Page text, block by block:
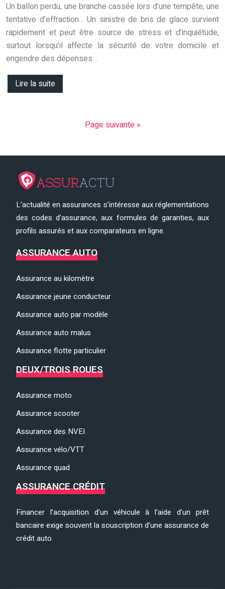
Un ballon perdu, une branche cassée lors d’une tempête, une
tentative d’effraction… Un sinistre de bris de glace survient
rapidement et peut être source de stress et d’inquiétude,
surtout lorsqu’il affecte la sécurité de votre domicile et
engendre des dépenses…
Lire la suite
Page suivante »
L’actualité en assurances s’intéresse aux réglementations
des codes d’assurance, aux formules de garanties, aux
profils assurés et aux comparateurs en ligne.
ASSURANCE AUTO
Assurance au kilomètre
Assurance jeune conducteur
Assurance auto par modèle
Assurance auto malus
Assurance flotte particulier
DEUX/TROIS ROUES
Assurance moto
Assurance scooter
Assurance des NVEI
Assurance vélo/VTT
Assurance quad
ASSURANCE CRÉDIT
Financer l’acquisition d’un véhicule à l’aide d’un prêt
bancaire exige souvent la souscription d’une assurance de
crédit auto.